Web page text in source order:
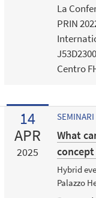
La
PRIN
Centro
14
APR
2025
SEMINARI
What
Hybrid
Palazzo